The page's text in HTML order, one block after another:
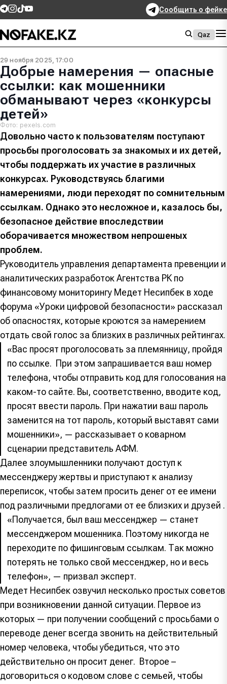
Сообщить о фейке
Qaz
29 ноября 2025, 17:00
Добрые намерения — опасные
ссылки: как мошенники
обманывают через «конкурсы
детей»
Фото: pexels.com
Довольно часто к пользователям поступают
просьбы проголосовать за знакомых и их детей,
чтобы поддержать их участие в различных
конкурсах. Руководствуясь благими
намерениями, люди переходят по сомнительным
ссылкам. Однако это несложное и, казалось бы,
безопасное действие впоследствии
оборачивается множеством непрошеных
проблем.
Руководитель управления департамента превенции и
аналитических разработок Агентства РК по
финансовому мониторингу Медет Несипбек в ходе
форума «Уроки цифровой безопасности» рассказал
об опасностях, которые кроются за намерением
отдать свой голос за близких в различных рейтингах.
«Вас просят проголосовать за племянницу, пройдя
по ссылке. При этом запрашивается ваш номер
телефона, чтобы отправить код для голосования на
каком-то сайте. Вы, соответственно, вводите код,
просят ввести пароль. При нажатии ваш пароль
заменится на тот пароль, который выставят сами
мошенники», — рассказывает о коварном
сценарии представитель АФМ.
Далее злоумышленники получают доступ к
мессенджеру жертвы и приступают к анализу
переписок, чтобы затем просить денег от ее имени
под различными предлогами от ее близких и друзей .
«Получается, был ваш мессенджер — станет
мессенджером мошенника. Поэтому никогда не
переходите по фишинговым ссылкам. Так можно
потерять не только свой мессенджер, но и весь
телефон», — призвал эксперт.
Медет Несипбек озвучил несколько простых советов
при возникновении данной ситуации. Первое из
которых — при получении сообщений с просьбами о
переводе денег всегда звонить на действительный
номер человека, чтобы убедиться, что это
действительно он просит денег. Второе –
договориться о кодовом слове с семьей, чтобы